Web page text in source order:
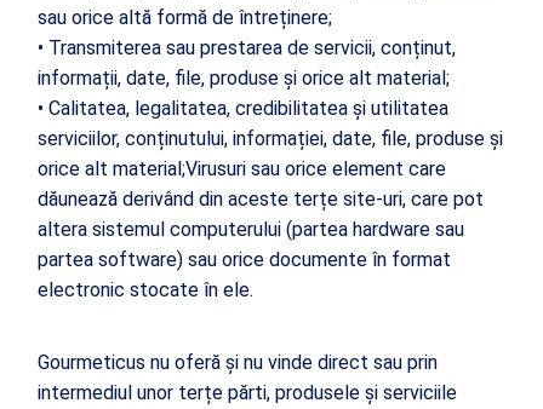
sau orice altă formă de întreținere;
• Transmiterea sau prestarea de servicii, conținut,
informații, date, file, produse și orice alt material;
• Calitatea, legalitatea, credibilitatea și utilitatea
serviciilor, conținutului, informației, date, file, produse și
orice alt material;Virusuri sau orice element care
dăunează derivând din aceste terțe site-uri, care pot
altera sistemul computerului (partea hardware sau
partea software) sau orice documente în format
electronic stocate în ele.
Gourmeticus nu oferă și nu vinde direct sau prin
intermediul unor terțe părti, produsele și serviciile